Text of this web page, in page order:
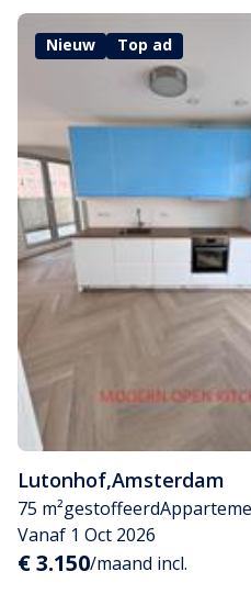
Nieuw Top ad
Lutonhof,Amsterdam
75 m²gestoffeerd
Vanaf 1 Oct 2026
€ 3.150/maand incl.